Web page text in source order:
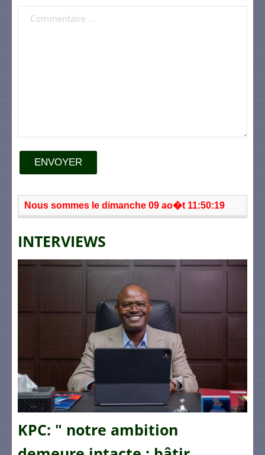
ENVOYER
Nous sommes le dimanche 09 ao�t 11:50:19
INTERVIEWS
KPC: " notre ambition